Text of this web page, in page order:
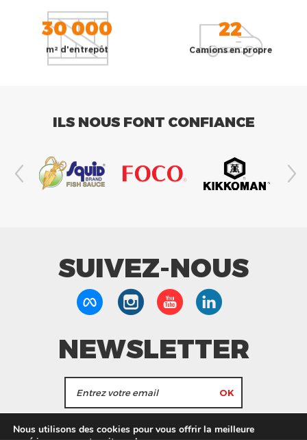
30 000
m² d'entrepôt
22
Camions en propre
ILS NOUS FONT CONFIANCE
SUIVEZ-NOUS
NEWSLETTER
J'accepte de recevoir les actualités et les
Nous utilisons des cookies pour vous offrir la meilleure